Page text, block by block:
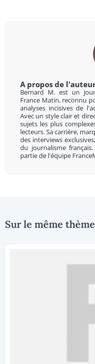
A propos de
Bernard M. est un
France Matin, reconnu
analyses incisives de
Avec un style clair et
sujets les plus
lecteurs. Sa carrière,
des interviews
du journalisme
partie de l'équipe
Sur le même thème